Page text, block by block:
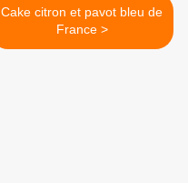
Cake citron et pavot bleu de
France >